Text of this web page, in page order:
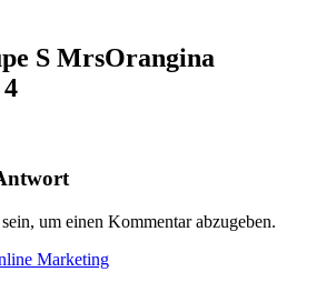
S MrsOrangina
sein, um einen Kommentar abzugeben.